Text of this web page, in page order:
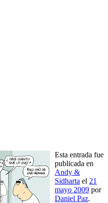
Esta entrada fue
publicada en
Andy &
Sidharta el 21
mayo 2009 por
Daniel Paz.